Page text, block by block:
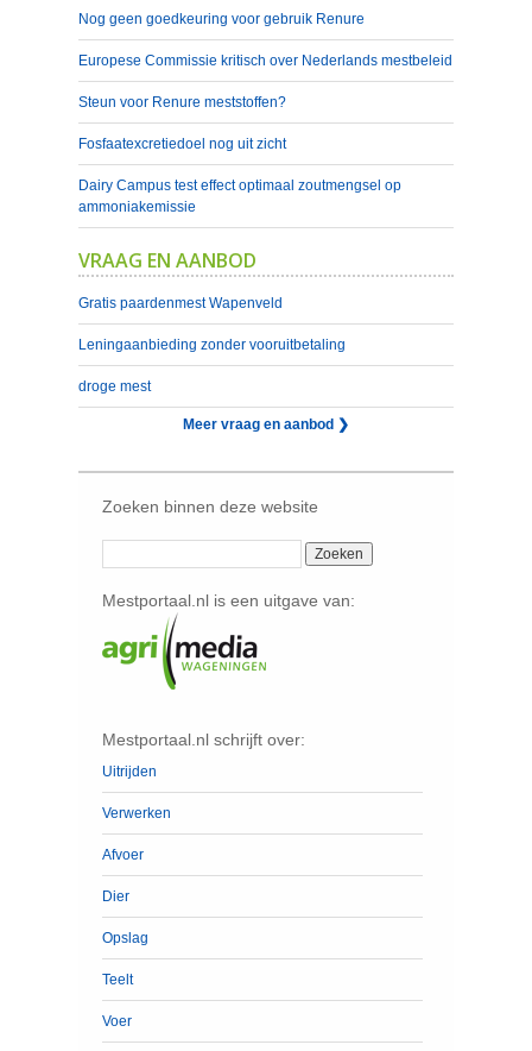
Nog geen goedkeuring voor gebruik Renure
Europese Commissie kritisch over Nederlands mestbeleid
Steun voor Renure meststoffen?
Fosfaatexcretiedoel nog uit zicht
Dairy Campus test effect optimaal zoutmengsel op
ammoniakemissie
VRAAG EN AANBOD
Gratis paardenmest Wapenveld
Leningaanbieding zonder vooruitbetaling
droge mest
Meer vraag en aanbod ❯
Zoeken binnen deze website
Mestportaal.nl is een uitgave van:
Mestportaal.nl schrijft over:
Uitrijden
Verwerken
Afvoer
Dier
Opslag
Teelt
Voer